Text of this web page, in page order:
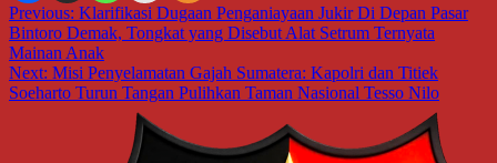
Navigasi
pos
Previous: Klarifikasi Dugaan Penganiayaan Jukir Di Depan Pasar
Bintoro Demak, Tongkat yang Disebut Alat Setrum Ternyata
Mainan Anak
Next: Misi Penyelamatan Gajah Sumatera: Kapolri dan Titiek
Soeharto Turun Tangan Pulihkan Taman Nasional Tesso Nilo